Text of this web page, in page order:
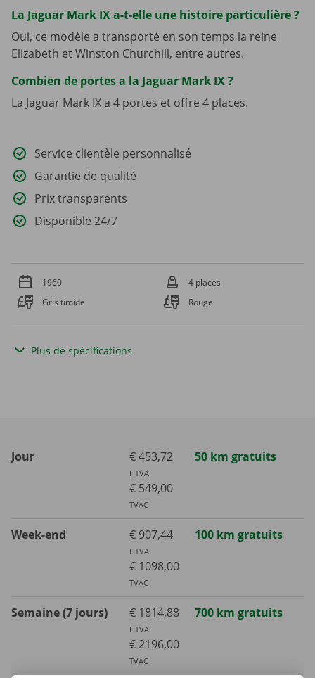
La Jaguar Mark IX a-t-elle une histoire particulière ?
Oui, ce modèle a transporté en son temps la reine
Elizabeth et Winston Churchill, entre autres.
Combien de portes a la Jaguar Mark IX ?
La Jaguar Mark IX a 4 portes et offre 4 places.
Service clientèle personnalisé
Garantie de qualité
Prix transparents
Disponible 24/7
1960
4 places
Gris timide
Rouge
Plus de spécifications
Jour € 453,72
HTVA
€ 549,00
TVAC
50 km gratuits
Week-end € 907,44
HTVA
€ 1098,00
TVAC
100 km gratuits
Semaine (7 jours) € 1814,88
HTVA
€ 2196,00
TVAC
700 km gratuits